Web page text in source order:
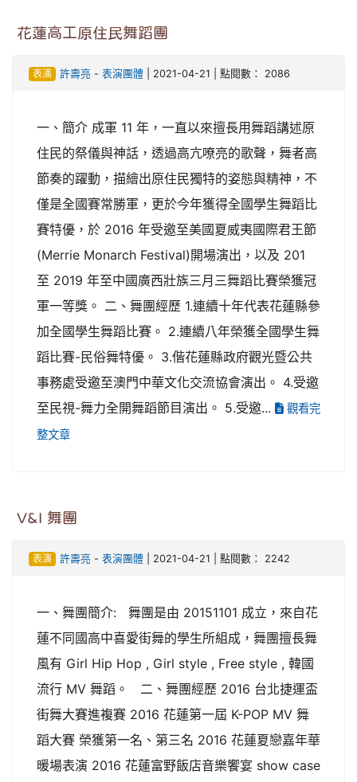
花蓮高工原住民舞蹈團
表演 許壽亮 - 表演團體| 2021-04-21 | 點閱數： 2086
一、簡介 成軍 11 年，一直以來擅長用舞蹈講述原
住民的祭儀與神話，透過高亢嘹亮的歌聲，舞者高
節奏的躍動，描繪出原住民獨特的姿態與精神，不
僅是全國賽常勝軍，更於今年獲得全國學生舞蹈比
賽特優，於 2016 年受邀至美國夏威夷國際君王節
(Merrie Monarch Festival)開場演出，以及 201
至 2019 年至中國廣西壯族三月三舞蹈比賽榮獲冠
軍一等獎。 二、舞團經歷 1.連續十年代表花蓮縣參
加全國學生舞蹈比賽。 2.連續八年榮獲全國學生舞
蹈比賽-民俗舞特優。 3.偕花蓮縣政府觀光暨公共
事務處受邀至澳門中華文化交流協會演出。 4.受邀
至民視-舞力全開舞蹈節目演出。 5.受邀...
觀看完
整文章
V&I 舞團
表演 許壽亮 - 表演團體| 2021-04-21 | 點閱數： 2242
一、舞團簡介: 舞團是由 20151101 成立，來自花
蓮不同國高中喜愛街舞的學生所組成，舞團擅長舞
風有 Girl Hip Hop , Girl style , Free style , 韓國
流行 MV 舞蹈。 二、舞團經歷 2016 台北捷運盃
街舞大賽進複賽 2016 花蓮第一屆 K-POP MV 舞
蹈大賽 榮獲第一名、第三名 2016 花蓮夏戀嘉年華
暖場表演 2016 花蓮富野飯店音樂饗宴 show case